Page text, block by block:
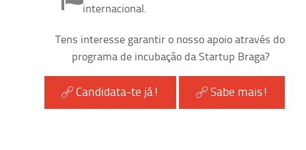
internacional.
Tens interesse garantir o nosso apoio através do
programa de incubação da Startup Braga?
Candidata-te já! Sabe mais!